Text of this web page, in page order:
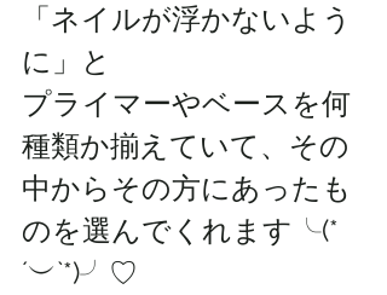
「ネイルが浮かないよう
に」と
プライマーやベースを何
種類か揃えていて、その
中からその方にあったも
のを選んでくれます╰(*
´︶`*)╯♡